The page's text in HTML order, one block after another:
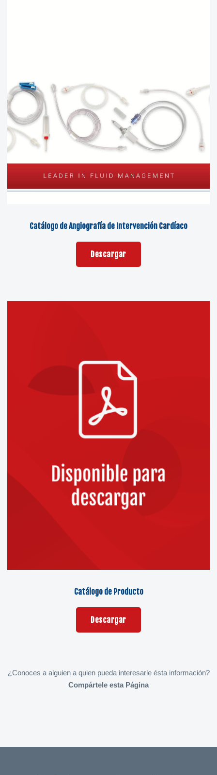
Catálogo de Angiografía de Intervención Cardíaco
Descargar
Catálogo de Producto
Descargar
¿Conoces a alguien a quien pueda interesarle ésta información?
Compártele esta Página